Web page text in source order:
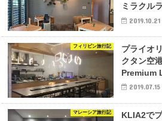
ミラクル
2019.10.21
フィリピン旅行記
プライオ
クタン空
Premium
2019.07.15
マレーシア旅行記
KLIA2で